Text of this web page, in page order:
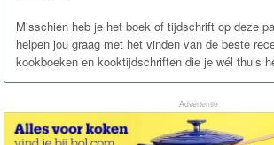
Misschien heb je het boek of tijdschrift op deze
helpen jou graag met het vinden van de beste
kookboeken en kooktijdschriften die je wél thuis
Advertentie